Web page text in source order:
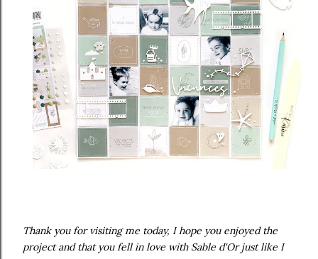
Thank you for visiting me today, I hope you enjoyed the
project and that you fell in love with Sable d'Or just like I